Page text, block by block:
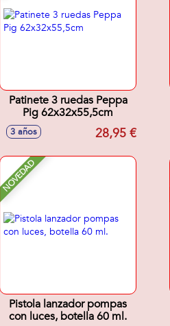
Patinete 3 ruedas Peppa
Pig 62x32x55,5cm
3 años 28,95 €
NOVEDAD
Pistola lanzador pompas
con luces, botella 60 ml.